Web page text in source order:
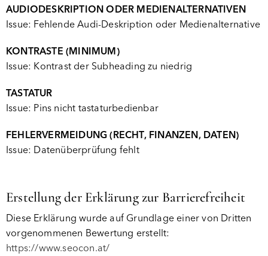
AUDIODESKRIPTION ODER MEDIENALTERNATIVEN
Issue: Fehlende Audi-Deskription oder Medienalternative
KONTRASTE (MINIMUM)
Issue: Kontrast der Subheading zu niedrig
TASTATUR
Issue: Pins nicht tastaturbedienbar
FEHLERVERMEIDUNG (RECHT, FINANZEN, DATEN)
Issue: Datenüberprüfung fehlt
Erstellung der Erklärung zur Barrierefreiheit
Diese Erklärung wurde auf Grundlage einer von Dritten
vorgenommenen Bewertung erstellt:
https://www.seocon.at/